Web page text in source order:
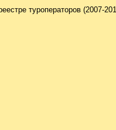
туроператоров (2007-